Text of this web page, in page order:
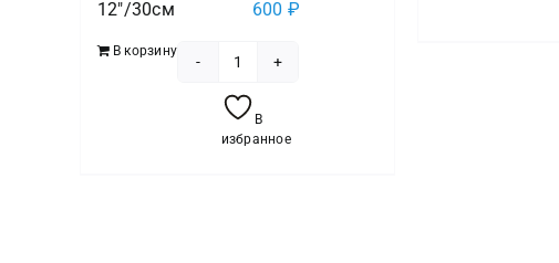
12"/30см 600 ₽
В корзину
товара
Шар
В
избранное